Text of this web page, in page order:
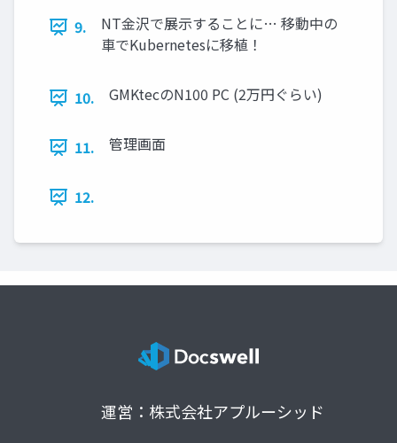
9.
NT金沢で展示することに… 移動中の
車でKubernetesに移植！
10. GMKtecのN100 PC (2万円ぐらい)
11. 管理画面
12.
運営：株式会社アプルーシッド